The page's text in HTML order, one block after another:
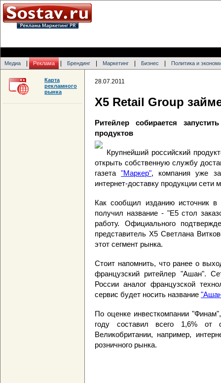
Медиа Реклама Брендинг Маркетинг Бизнес Политика и
28.07.2011
X5 Retail Group
Ритейлер собирается
продуктов
Крупнейший российский
открыть собственную службу
газета"Маркер", компания уже
интернет-доставку продукции сети
Как сообщил изданию источник
получил название - "Е5 стол
работу. Официального
представитель Х5 Светлана
этот сегмент рынка.
Стоит напомнить, что ранее о
французский ритейлер "Ашан".
России аналог французской
сервис будет носить название
По оценке инвесткомпании
году составил всего 1,6%
Великобритании, например,
розничного рынка.
Карта
рекламного
рынка